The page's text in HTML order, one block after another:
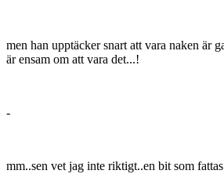
men han upptäcker snart att vara naken är
är ensam om att vara det...!
-
mm..sen vet jag inte riktigt..en bit som